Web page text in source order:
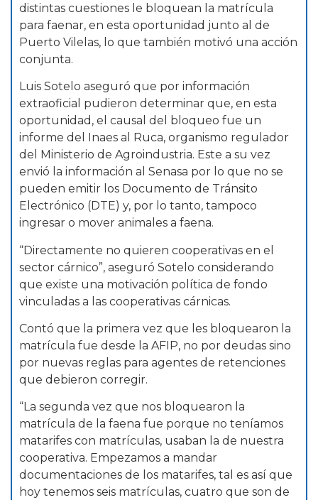
distintas cuestiones le bloquean la matrícula
para faenar, en esta oportunidad junto al de
Puerto Vilelas, lo que también motivó una acción
conjunta.
Luis Sotelo aseguró que por información
extraoficial pudieron determinar que, en esta
oportunidad, el causal del bloqueo fue un
informe del Inaes al Ruca, organismo regulador
del Ministerio de Agroindustria. Este a su vez
envió la información al Senasa por lo que no se
pueden emitir los Documento de Tránsito
Electrónico (DTE) y, por lo tanto, tampoco
ingresar o mover animales a faena.
“Directamente no quieren cooperativas en el
sector cárnico”, aseguró Sotelo considerando
que existe una motivación política de fondo
vinculadas a las cooperativas cárnicas.
Contó que la primera vez que les bloquearon la
matrícula fue desde la AFIP, no por deudas sino
por nuevas reglas para agentes de retenciones
que debieron corregir.
“La segunda vez que nos bloquearon la
matrícula de la faena fue porque no teníamos
matarifes con matrículas, usaban la de nuestra
cooperativa. Empezamos a mandar
documentaciones de los matarifes, tal es así que
hoy tenemos seis matrículas, cuatro que son de